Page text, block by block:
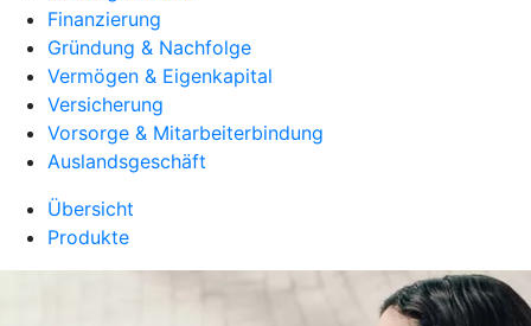
Finanzierung
Gründung & Nachfolge
Vermögen & Eigenkapital
Versicherung
Vorsorge & Mitarbeiterbindung
Auslandsgeschäft
Übersicht
Produkte